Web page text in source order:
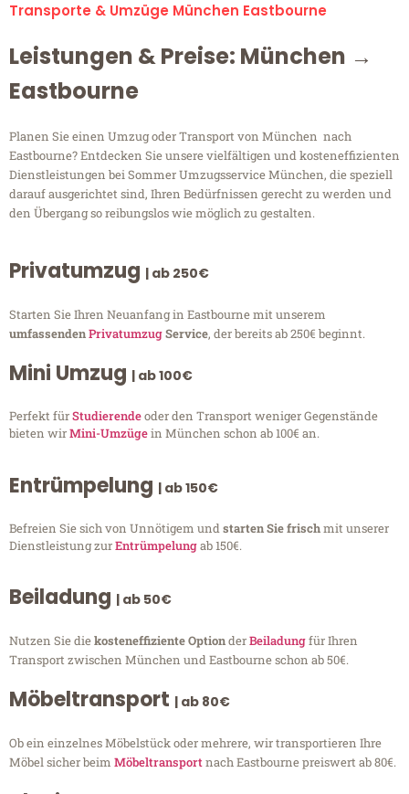
Transporte & Umzüge München Eastbourne
Leistungen & Preise: München →
Eastbourne
Planen Sie einen Umzug oder Transport von München nach
Eastbourne? Entdecken Sie unsere vielfältigen und kosteneffizienten
Dienstleistungen bei Sommer Umzugsservice München, die speziell
darauf ausgerichtet sind, Ihren Bedürfnissen gerecht zu werden und
den Übergang so reibungslos wie möglich zu gestalten.
Privatumzug | ab 250€
Starten Sie Ihren Neuanfang in Eastbourne mit unserem
umfassendenPrivatumzugService, der bereits ab 250€ beginnt.
Mini Umzug | ab 100€
Perfekt fürStudierendeoder den Transport weniger Gegenstände
bieten wirMini-Umzügein München schon ab 100€ an.
Entrümpelung | ab 150€
Befreien Sie sich von Unnötigem undstarten Sie frischmit unserer
Dienstleistung zurEntrümpelungab 150€.
Beiladung | ab 50€
Nutzen Sie diekosteneffiziente OptionderBeiladungfür Ihren
Transport zwischen München und Eastbourne schon ab 50€.
Möbeltransport | ab 80€
Ob ein einzelnes Möbelstück oder mehrere, wir transportieren Ihre
Möbel sicher beim Möbeltransportnach Eastbourne preiswert ab 80€.